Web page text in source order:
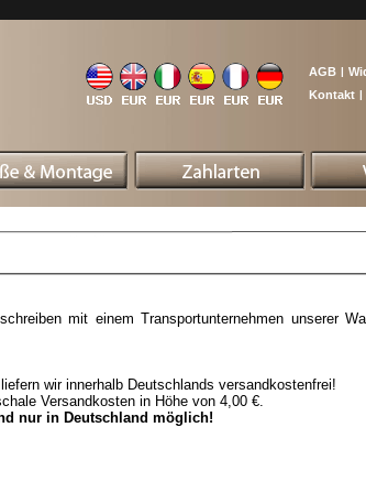
AGB |
Kontakt |
mit einem Transportunternehmen unserer
wir innerhalb Deutschlands versandkostenfrei!
Versandkosten in Höhe von 4,00 €.
nur in Deutschland möglich!